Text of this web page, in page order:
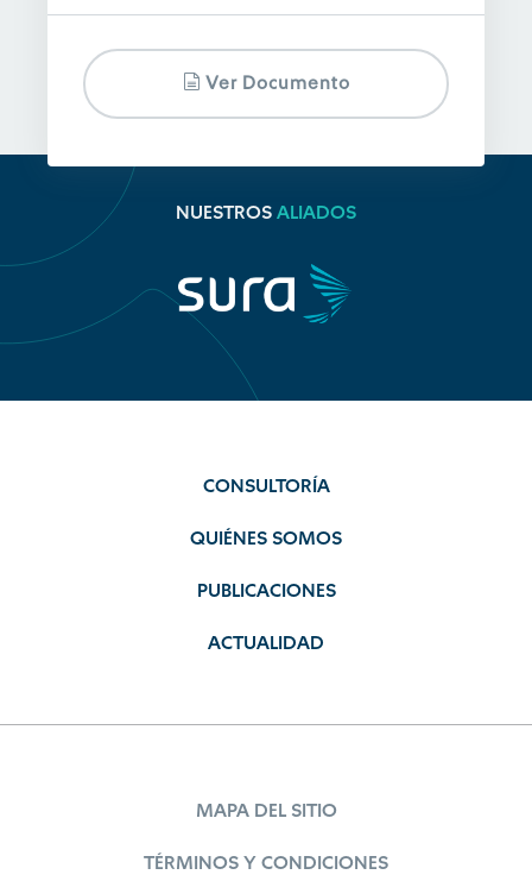
Ver Documento
NUESTROS ALIADOS
CONSULTORÍA
QUIÉNES SOMOS
PUBLICACIONES
ACTUALIDAD
MAPA DEL SITIO
TÉRMINOS Y CONDICIONES